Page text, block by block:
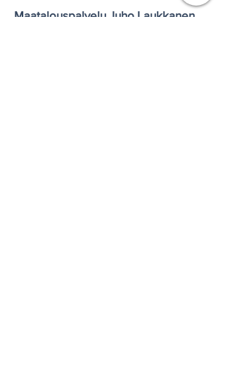
Maatalouspalvelu Juho Laukkanen